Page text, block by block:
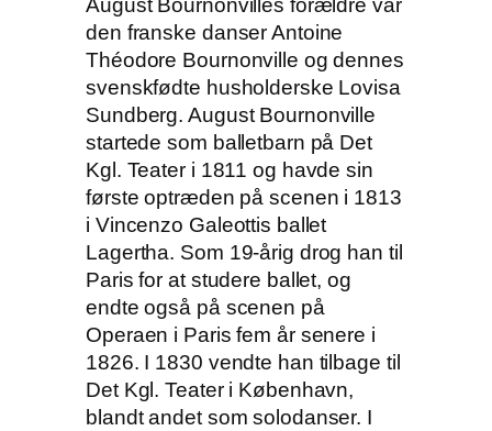
August Bournonvilles forældre var
den franske danser Antoine
Théodore Bournonville og dennes
svenskfødte husholderske Lovisa
Sundberg. August Bournonville
startede som balletbarn på Det
Kgl. Teater i 1811 og havde sin
første optræden på scenen i 1813
i Vincenzo Galeottis ballet
Lagertha. Som 19-årig drog han til
Paris for at studere ballet, og
endte også på scenen på
Operaen i Paris fem år senere i
1826. I 1830 vendte han tilbage til
Det Kgl. Teater i København,
blandt andet som solodanser. I